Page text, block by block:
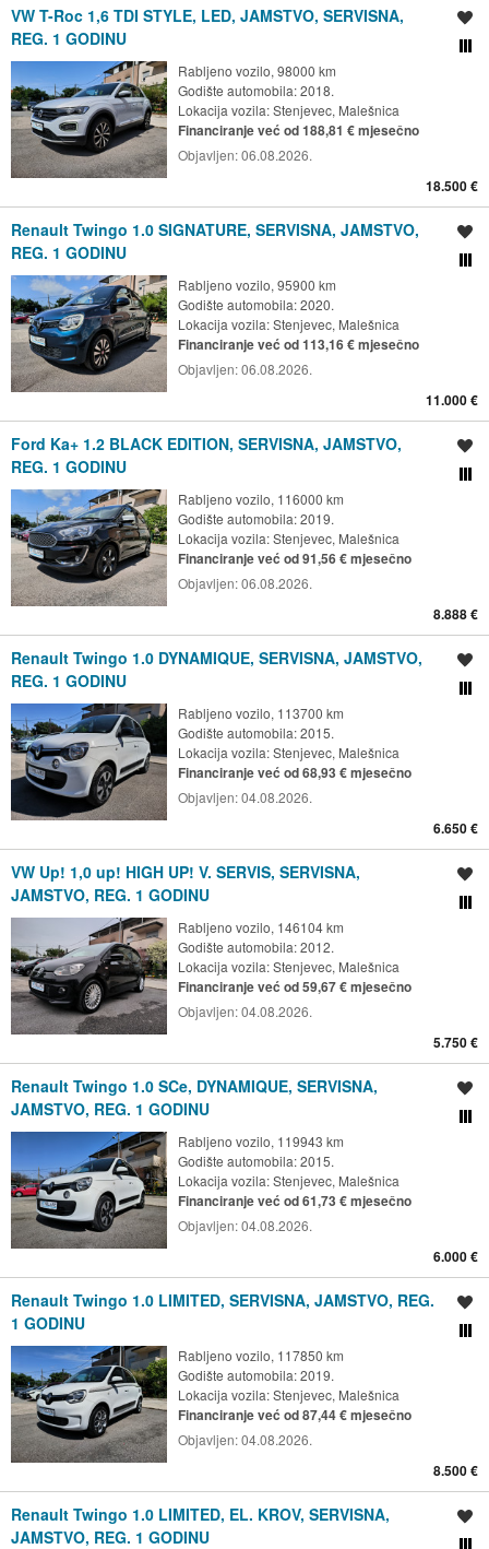
VW T-Roc 1,6 TDI STYLE, LED, JAMSTVO, SERVISNA,
REG. 1 GODINU
Rabljeno vozilo, 98000 km
Godište automobila: 2018.
Lokacija vozila:Stenjevec, Malešnica
Financiranje već od 188,81 € mjesečno
Objavljen:06.08.2026.
18.500 €
Renault Twingo 1.0 SIGNATURE, SERVISNA, JAMSTVO,
REG. 1 GODINU
Rabljeno vozilo, 95900 km
Godište automobila: 2020.
Lokacija vozila:Stenjevec, Malešnica
Financiranje već od 113,16 € mjesečno
Objavljen:06.08.2026.
11.000 €
Ford Ka+ 1.2 BLACK EDITION, SERVISNA, JAMSTVO,
REG. 1 GODINU
Rabljeno vozilo, 116000 km
Godište automobila: 2019.
Lokacija vozila:Stenjevec, Malešnica
Financiranje već od 91,56 € mjesečno
Objavljen:06.08.2026.
8.888 €
Renault Twingo 1.0 DYNAMIQUE, SERVISNA, JAMSTVO,
REG. 1 GODINU
Rabljeno vozilo, 113700 km
Godište automobila: 2015.
Lokacija vozila:Stenjevec, Malešnica
Financiranje već od 68,93 € mjesečno
Objavljen:04.08.2026.
6.650 €
VW Up! 1,0 up! HIGH UP! V. SERVIS, SERVISNA,
JAMSTVO, REG. 1 GODINU
Rabljeno vozilo, 146104 km
Godište automobila: 2012.
Lokacija vozila:Stenjevec, Malešnica
Financiranje već od 59,67 € mjesečno
Objavljen:04.08.2026.
5.750 €
Renault Twingo 1.0 SCe, DYNAMIQUE, SERVISNA,
JAMSTVO, REG. 1 GODINU
Rabljeno vozilo, 119943 km
Godište automobila: 2015.
Lokacija vozila:Stenjevec, Malešnica
Financiranje već od 61,73 € mjesečno
Objavljen:04.08.2026.
6.000 €
Renault Twingo 1.0 LIMITED, SERVISNA, JAMSTVO, REG.
1 GODINU
Rabljeno vozilo, 117850 km
Godište automobila: 2019.
Lokacija vozila:Stenjevec, Malešnica
Financiranje već od 87,44 € mjesečno
Objavljen:04.08.2026.
8.500 €
Renault Twingo 1.0 LIMITED, EL. KROV, SERVISNA,
JAMSTVO, REG. 1 GODINU